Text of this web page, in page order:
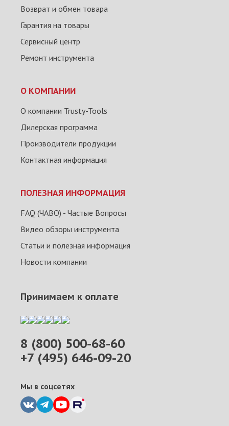
Возврат и обмен товара
Гарантия на товары
Сервисный центр
Ремонт инструмента
О КОМПАНИИ
О компании Trusty-Tools
Дилерская программа
Производители продукции
Контактная информация
ПОЛЕЗНАЯ ИНФОРМАЦИЯ
FAQ (ЧАВО) - Частые Вопросы
Видео обзоры инструмента
Статьи и полезная информация
Новости компании
8 (800) 500-68-60
+7 (495) 646-09-20
Мы в соцсетях
Принимаем к оплате